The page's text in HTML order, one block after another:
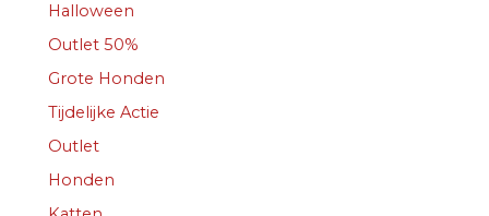
Halloween
Outlet 50%
Grote Honden
Tijdelijke Actie
Outlet
Honden